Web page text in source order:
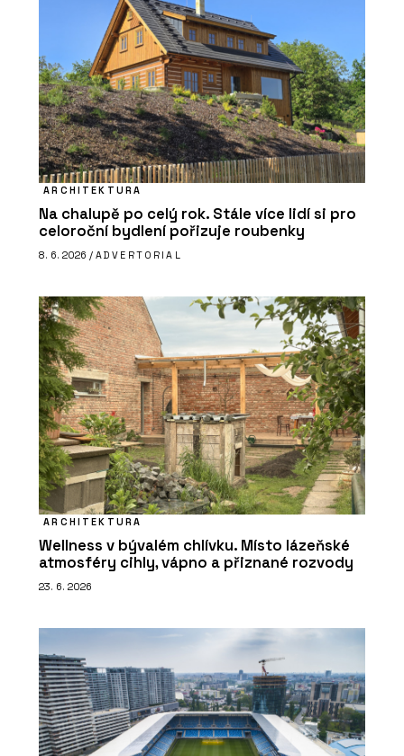
ARCHITEKTURA
Na chalupě po celý rok. Stále více lidí si pro
celoroční bydlení pořizuje roubenky
8. 6. 2026 / ADVERTORIAL
ARCHITEKTURA
Wellness v bývalém chlívku. Místo lázeňské
atmosféry cihly, vápno a přiznané rozvody
23. 6. 2026